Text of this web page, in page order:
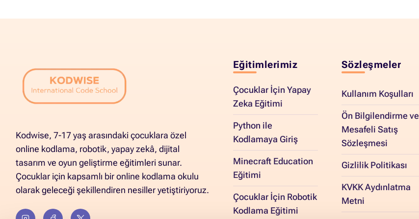
Kodwise, 7-17 yaş arasındaki çocuklara özel
online kodlama, robotik, yapay zekâ, dijital
tasarım ve oyun geliştirme eğitimleri sunar.
Çocuklar için kapsamlı bir online kodlama okulu
olarak geleceği şekillendiren nesiller yetiştiriyoruz.
Eğitimlerimiz
Çocuklar İçin Yapay
Zeka Eğitimi
Python ile
Kodlamaya Giriş
Minecraft Education
Eğitimi
Çocuklar İçin Robotik
Kodlama Eğitimi
Sözleşmeler
Kullanım Koşulları
Ön Bilgilendirme ve
Mesafeli Satış
Sözleşmesi
Gizlilik Politikası
KVKK Aydınlatma
Metni